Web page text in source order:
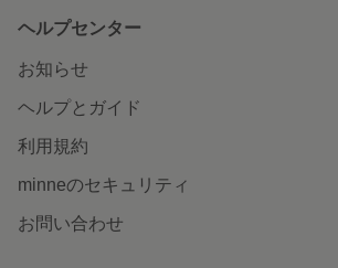
ヘルプセンター
お知らせ
ヘルプとガイド
利用規約
minneのセキュリティ
お問い合わせ